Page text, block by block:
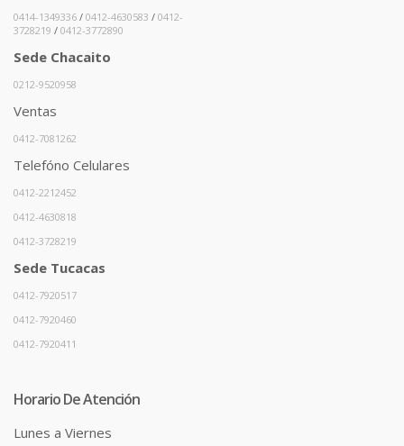
0414-1349336 / 0412-4630583 / 0412-
3728219 / 0412-3772890
Sede Chacaito
0212-9520958
Ventas
0412-7081262
Telefóno Celulares
0412-2212452
0412-4630818
0412-3728219
Sede Tucacas
0412-7920517
0412-7920460
0412-7920411
Horario De Atención
Lunes a Viernes